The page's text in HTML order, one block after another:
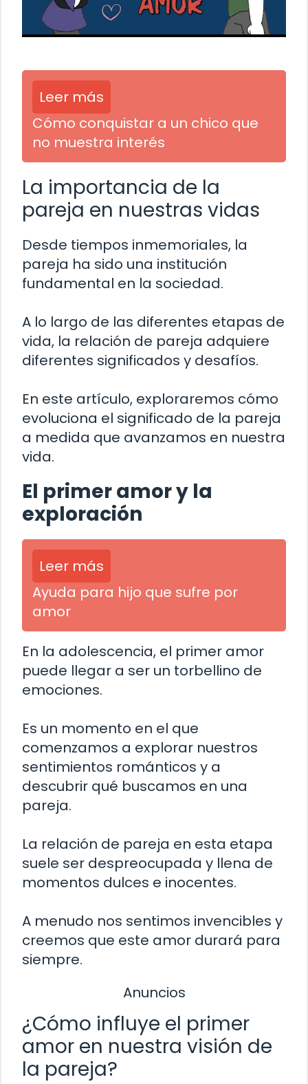
Leer más
Cómo conquistar a un chico que
no muestra interés
La importancia de la
pareja en nuestras vidas
Desde tiempos inmemoriales, la
pareja ha sido una institución
fundamental en la sociedad.
A lo largo de las diferentes etapas de
vida, la relación de pareja adquiere
diferentes significados y desafíos.
En este artículo, exploraremos cómo
evoluciona el significado de la pareja
a medida que avanzamos en nuestra
vida.
El primer amor y la
exploración
Leer más
Ayuda para hijo que sufre por
amor
En la adolescencia, el primer amor
puede llegar a ser un torbellino de
emociones.
Es un momento en el que
comenzamos a explorar nuestros
sentimientos románticos y a
descubrir qué buscamos en una
pareja.
La relación de pareja en esta etapa
suele ser despreocupada y llena de
momentos dulces e inocentes.
A menudo nos sentimos invencibles y
creemos que este amor durará para
siempre.
Anuncios
¿Cómo influye el primer
amor en nuestra visión de
la pareja?